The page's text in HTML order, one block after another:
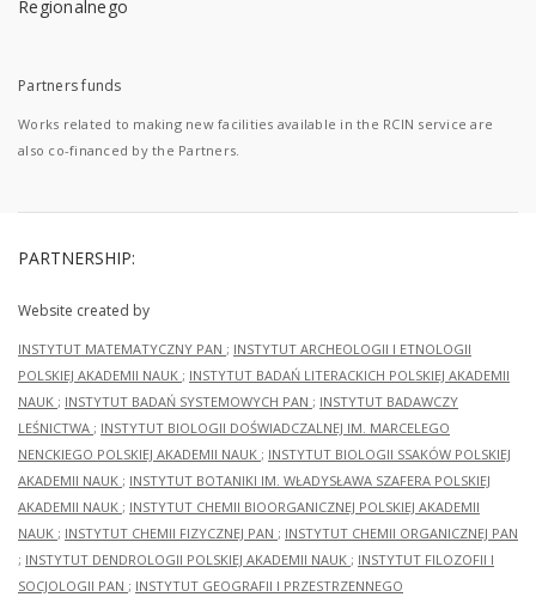
Partners funds
Works related to making new facilities available in the RCIN service are
also co-financed by the Partners.
PARTNERSHIP:
Website created by
INSTYTUT MATEMATYCZNY PAN ; INSTYTUT ARCHEOLOGII I ETNOLOGII
POLSKIEJ AKADEMII NAUK ; INSTYTUT BADAŃ LITERACKICH POLSKIEJ AKADEMII
NAUK ; INSTYTUT BADAŃ SYSTEMOWYCH PAN ; INSTYTUT BADAWCZY
LEŚNICTWA ; INSTYTUT BIOLOGII DOŚWIADCZALNEJ IM. MARCELEGO
NENCKIEGO POLSKIEJ AKADEMII NAUK ; INSTYTUT BIOLOGII SSAKÓW POLSKIEJ
AKADEMII NAUK ; INSTYTUT BOTANIKI IM. WŁADYSŁAWA SZAFERA POLSKIEJ
AKADEMII NAUK ; INSTYTUT CHEMII BIOORGANICZNEJ POLSKIEJ AKADEMII
NAUK ; INSTYTUT CHEMII FIZYCZNEJ PAN ; INSTYTUT CHEMII ORGANICZNEJ PAN
; INSTYTUT DENDROLOGII POLSKIEJ AKADEMII NAUK ; INSTYTUT FILOZOFII I
SOCJOLOGII PAN ; INSTYTUT GEOGRAFII I PRZESTRZENNEGO